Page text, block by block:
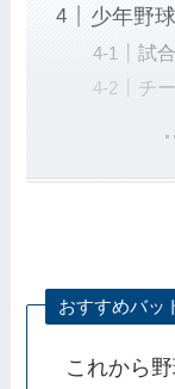
少年野
試
チ
おすすめバッ
これから